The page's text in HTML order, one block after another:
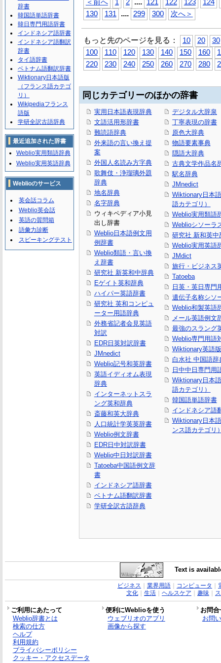
＜前へ 1 2 121 122 123
124
130
131 .... 299 300 次へ＞
もっと先のページを見る： 10 20
30
100
110 120 130 140 150 160
220
230 240 250 260 270 280
同じカテゴリーのほかの辞書
実用日本語表現辞典
文語活用形辞書
難読語辞典
外来語の言い換え提
案
外国人名読み方字典
歌舞伎・浄瑠璃外題
辞典
地名辞典
名字辞典
ウィキペディア小見
出し辞書
Weblio日本語例文用
例辞書
Weblio類語・言い換
え辞書
研究社 新英和中辞典
Eゲイト英和辞典
ハイパー英語辞書
研究社 英和コンピュ
ーター用語辞典
外務省記者会見英語
対訳
EDR日英対訳辞書
JMnedict
Weblio記号和英辞書
英語イディオム表現
辞典
インターネットスラ
ング英和辞典
斎藤和英大辞典
人口統計学英英辞書
Weblio例文辞書
EDR日中対訳辞書
Weblio中日対訳辞書
Tatoeba中国語例文辞
書
インドネシア語辞書
ベトナム語翻訳辞書
学研全訳古語辞典
デジタル大辞泉
丁寧表現の辞書
原色大辞典
物語要素事典
隠語大辞典
古典文学作品名
駅名辞典
JMnedict
Wiktionary日本
語カテゴリ）
Weblio実用類語
Weblioシソーラ
研究社 新和英中
Weblio実用英語
JMdict
旅行・ビジネス
Tatoeba
日英・英日専門
遺伝子名称シソ
Weblio和製英語
メール英語例文
最強のスラング
Weblio専門用語
Wiktionary英語版
白水社 中国語辞
日中中日専門用
Wiktionary日本
語カテゴリ）
韓国語単語辞書
インドネシア語
Wiktionary日本
ンス語カテゴリ
辞書
韓国語単語辞書
韓日専門用語辞書
インドネシア語辞書
インドネシア語翻訳
辞書
タイ語辞書
ベトナム語翻訳辞書
Wiktionary日本語版
（フランス語カテゴ
リ）
Wikipediaフランス
語版
学研全訳古語辞典
最近追加された辞書
Weblio実用類語辞典
Weblio実用英語辞典
Weblioのサービス
英会話コラム
Weblio英会話
英語の質問箱
語彙力診断
スピーキングテスト
Text is
ビジネス 業界用語｜ コンピュータ
文化｜ 生活｜ ヘルスケア 趣味｜
ご利用にあたって 便利にWeblioを使う
お問
Weblio辞書とは
検索の仕方
ヘルプ
利用規約
プライバシーポリシー
クッキー・アクセスデータ
ウェブリオのアプリ
画像から探す
お問